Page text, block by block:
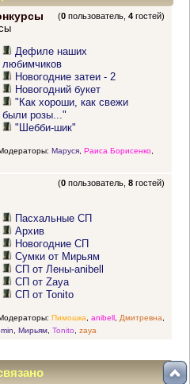
(0 пользователь,4 гостей)
Дефиле наших
любимчиков
Новогодние затеи - 2
Новогодний букет
"Как хороши, как свежи
были розы..."
"Шебби-шик"
Маруся, Раиса Борисенко,
(0 пользователь,8 гостей)
Пасхальные СП
Архив
Новогодние СП
Сумки от Мирьям
СП от Лены-anibell
СП от Zaya
СП от Tonito
Пимошка anibell, Дмитревна
Мирьям, Tonito zaya